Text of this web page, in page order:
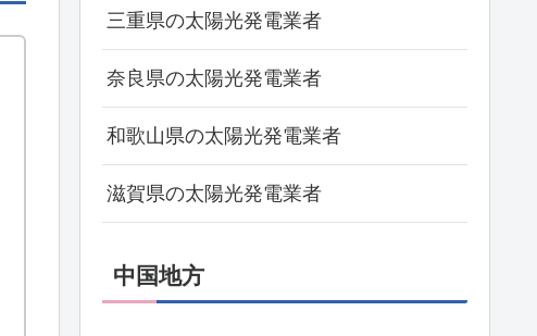
三重県の太陽光発電業者
奈良県の太陽光発電業者
和歌山県の太陽光発電業者
滋賀県の太陽光発電業者
中国地方